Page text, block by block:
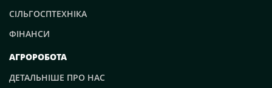
СІЛЬГОСПТЕХНІКА
ФІНАНСИ
АГРОРОБОТА
ДЕТАЛЬНІШЕ ПРО НАС